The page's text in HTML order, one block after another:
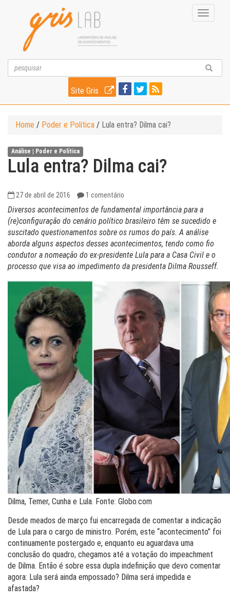
Toggle
Site Gris
Home / Poder e Política / Lula entra? Dilma cai?
Análise | Poder e Política
Lula entra? Dilma cai?
27 de abril de 2016 1 comentário
Diversos acontecimentos de fundamental importância para a
(re)configuração do cenário político brasileiro têm se sucedido e
suscitado questionamentos sobre os rumos do país. A análise
aborda alguns aspectos desses acontecimentos, tendo como fio
condutor a nomeação do ex-presidente Lula para a Casa Civil e o
processo que visa ao impedimento da presidenta Dilma Rousseff.
Dilma, Temer, Cunha e Lula. Fonte: Globo.com
Desde meados de março fui encarregada de comentar a indicação
de Lula para o cargo de ministro. Porém, este “acontecimento” foi
continuamente postergado e, enquanto eu aguardava uma
conclusão do quadro, chegamos até a votação do impeachment
de Dilma. Então é sobre essa dupla indefinição que devo comentar
agora: Lula será ainda empossado? Dilma será impedida e
afastada?